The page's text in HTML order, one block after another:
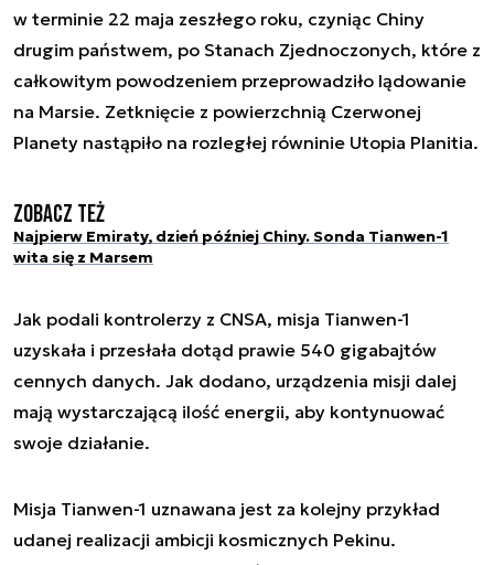
w terminie 22 maja zeszłego roku, czyniąc Chiny
drugim państwem, po Stanach Zjednoczonych, które z
całkowitym powodzeniem przeprowadziło lądowanie
na Marsie. Zetknięcie z powierzchnią Czerwonej
Planety nastąpiło na rozległej równinie Utopia Planitia.
Zobacz też
Najpierw Emiraty, dzień później Chiny. Sonda Tianwen-1
wita się z Marsem
Jak podali kontrolerzy z CNSA, misja Tianwen-1
uzyskała i przesłała dotąd prawie 540 gigabajtów
cennych danych. Jak dodano, urządzenia misji dalej
mają wystarczającą ilość energii, aby kontynuować
swoje działanie.
Misja Tianwen-1 uznawana jest za kolejny przykład
udanej realizacji ambicji kosmicznych Pekinu.